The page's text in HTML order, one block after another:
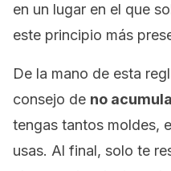
en un lugar en el que
este principio más
De la mano de esta
consejo de no
tengas tantos moldes,
usas. Al final, solo te